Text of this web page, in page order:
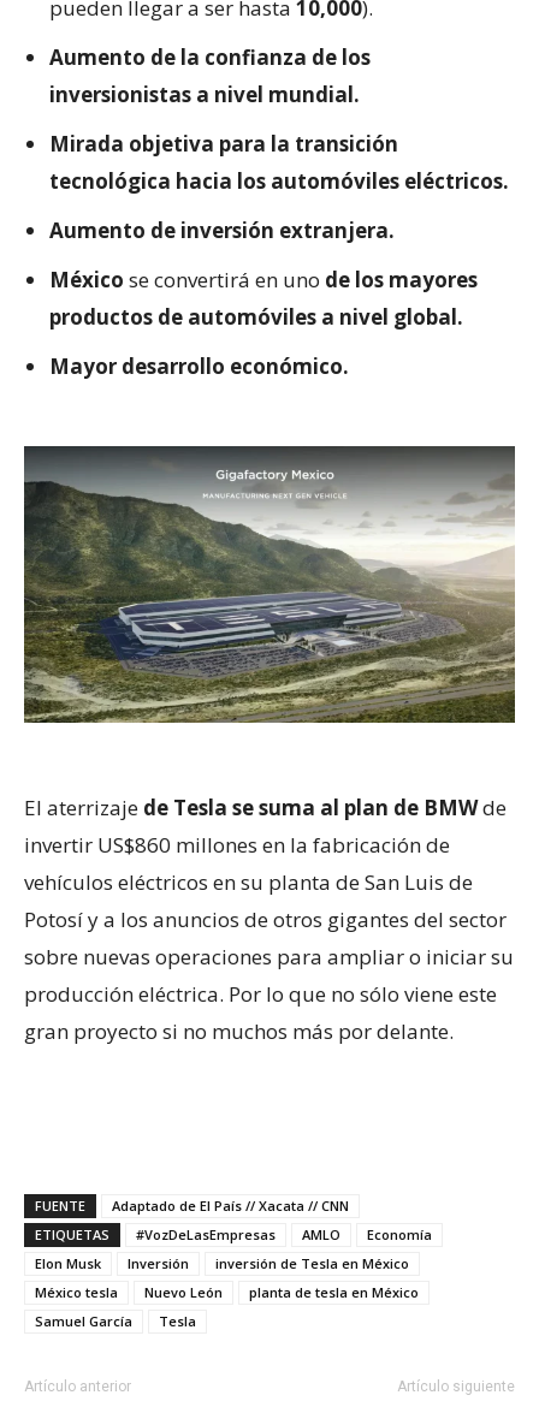
pueden llegar a ser hasta 10,000).
Aumento de la confianza de los
inversionistas a nivel mundial.
Mirada objetiva para la transición
tecnológica hacia los automóviles eléctricos.
Aumento de inversión extranjera.
México se convertirá en uno de los mayores
productos de automóviles a nivel global.
Mayor desarrollo económico.
El aterrizaje de Tesla se suma al plan de BMWde
invertir US$860 millones en la fabricación de
vehículos eléctricos en su planta de San Luis de
Potosí y a los anuncios de otros gigantes del sector
sobre nuevas operaciones para ampliar o iniciar su
producción eléctrica. Por lo que no sólo viene este
gran proyecto si no muchos más por delante.
FUENTE
Adaptado de El País // Xacata // CNN
ETIQUETAS
#VozDeLasEmpresas AMLO
Economía
Elon Musk
Inversión
inversión de Tesla en México
México tesla
Nuevo León
planta de tesla en México
Samuel García
Tesla
Artículo anterior Artículo siguiente